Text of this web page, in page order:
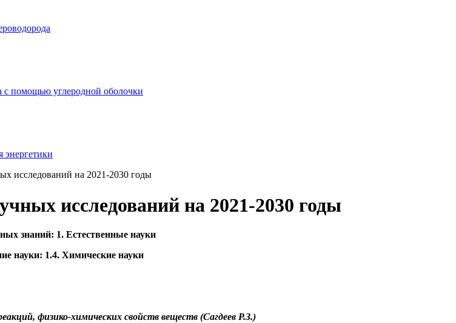
с помощью углеродной оболочки
энергетики
исследований на 2021-2030 годы
исследований на 2021-2030 годы
знаний: 1. Естественные науки
науки: 1.4. Химические науки
физико-химических свойств веществ (Сагдеев Р.З.)